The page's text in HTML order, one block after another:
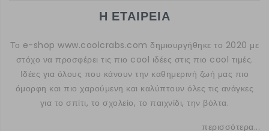
Η ΕΤΑΙΡΕΙΑ
Το e-shop www.coolcrabs.com δημιουργήθηκε το 2020 με
στόχο να προσφέρει τις πιο cool ιδέες στις πιο cool τιμές.
Ιδέες για όλους που κάνουν την καθημερινή ζωή μας πιο
όμορφη και πιο χαρούμενη και καλύπτουν όλες τις ανάγκες
για το σπίτι, το σχολείο, το παιχνίδι, την βόλτα.
περισσότερα...